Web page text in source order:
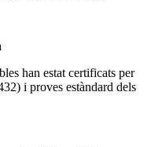
han estat certificats per
i proves estàndard dels